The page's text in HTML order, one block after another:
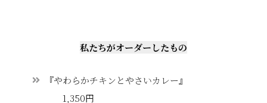
私たちがオーダーしたもの
『やわらかチキンとやさいカレー』
1,350円